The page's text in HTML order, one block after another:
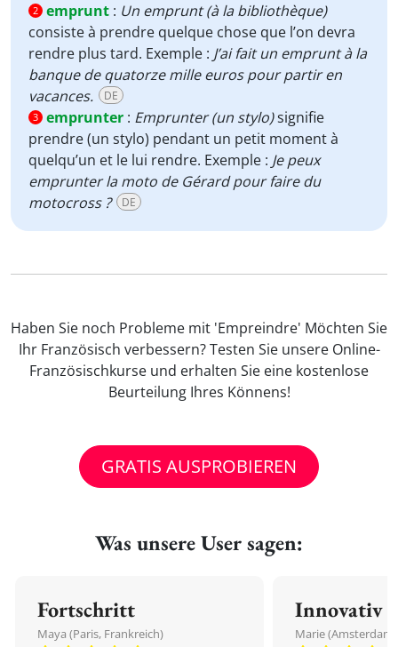
2 emprunt : Un emprunt (à la bibliothèque)
consiste à prendre quelque chose que l’on devra
rendre plus tard. Exemple : J’ai fait un emprunt à la
banque de quatorze mille euros pour partir en
vacances.
DE
3 emprunter : Emprunter (un stylo)signifie
prendre (un stylo) pendant un petit moment à
quelqu’un et le lui rendre. Exemple : Je peux
emprunter la moto de Gérard pour faire du
motocross ?
DE
Haben Sie noch Probleme mit 'Empreindre' Möchten Sie
Ihr Französisch verbessern? Testen Sie unsere Online-
Französischkurse und erhalten Sie eine kostenlose
Beurteilung Ihres Könnens!
GRATIS AUSPROBIEREN
Was unsere User sagen:
Fortschritt
Maya (Paris, Frankreich)
Innovativ
Marie